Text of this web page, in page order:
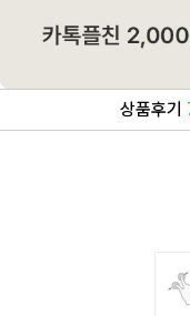
상품후기